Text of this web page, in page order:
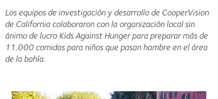
Los equipos de investigación y desarrollo de CooperVision
de California colaboraron con la organización local sin
ánimo de lucro Kids Against Hunger para preparar más de
11.000 comidas para niños que pasan hambre en el área
de la bahía.